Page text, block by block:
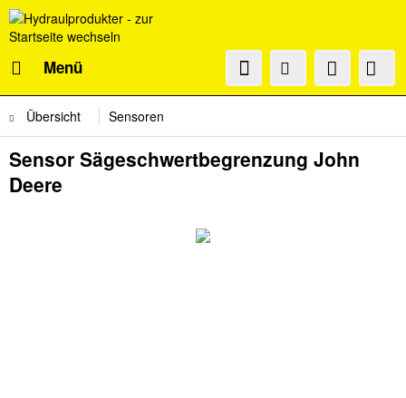
Menü
Übersicht Sensoren
Sensor Sägeschwertbegrenzung John
Deere